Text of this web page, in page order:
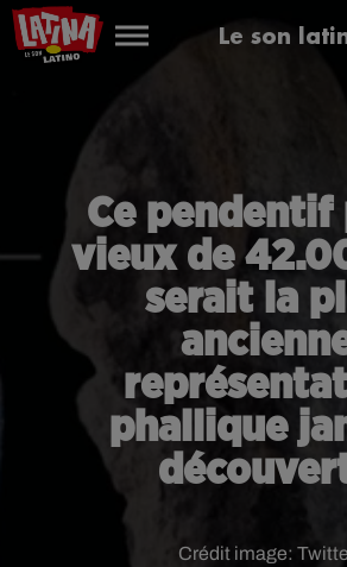
Le son
Ce pendentif
vieux de
serait la
phallique
Crédit image: